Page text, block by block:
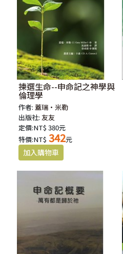
揀選生命--申命記之神學與
倫理學
作者:蓋瑞‧米勒
出版社:友友
定價:NT$ 380元
特價:NT$ 342元